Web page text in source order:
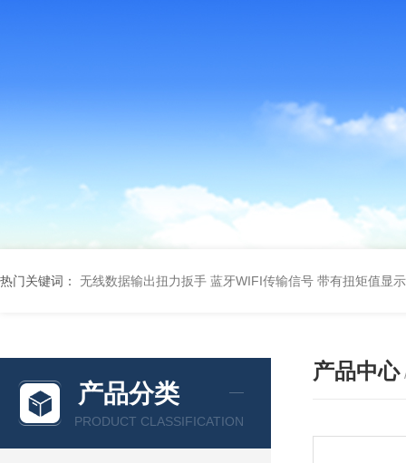
热门关键词： 无线数据输出扭力扳手 蓝牙WIFI传输信号 带有扭矩值显
产品分类
PRODUCT CLASSIFICATION
产品中心